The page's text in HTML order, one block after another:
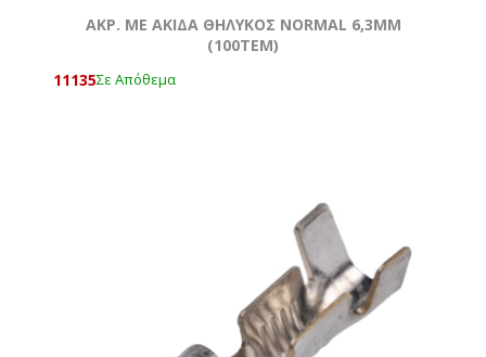
AKΡ. ΜΕ ΑΚΙΔΑ ΘΗΛΥΚΟΣ NORMAL 6,3ΜΜ
(100ΤΕΜ)
11135Σε Απόθεμα